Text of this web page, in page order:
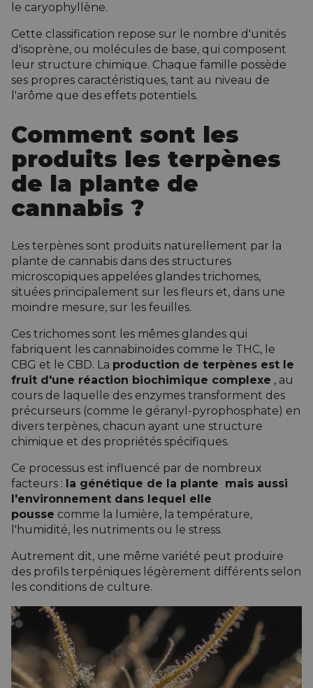
le caryophyllène.
Cette classification repose sur le nombre d'unités
d'isoprène, ou molécules de base, qui composent
leur structure chimique. Chaque famille possède
ses propres caractéristiques, tant au niveau de
l'arôme que des effets potentiels.
Comment sont les
produits les terpènes
de la plante de
cannabis ?
Les terpènes sont produits naturellement par la
plante de cannabis dans des structures
microscopiques appelées glandes trichomes,
situées principalement sur les fleurs et, dans une
moindre mesure, sur les feuilles.
Ces trichomes sont les mêmes glandes qui
fabriquent les cannabinoïdes comme le THC, le
CBG et le CBD. La production de terpènes est le
fruit d'une réaction biochimique complexe , au
cours de laquelle des enzymes transforment des
précurseurs (comme le géranyl-pyrophosphate) en
divers terpènes, chacun ayant une structure
chimique et des propriétés spécifiques.
Ce processus est influencé par de nombreux
facteurs : la génétique de la plante mais aussi
l'environnement dans lequel elle
pousse comme la lumière, la température,
l'humidité, les nutriments ou le stress.
Autrement dit, une même variété peut produire
des profils terpéniques légèrement différents selon
les conditions de culture.